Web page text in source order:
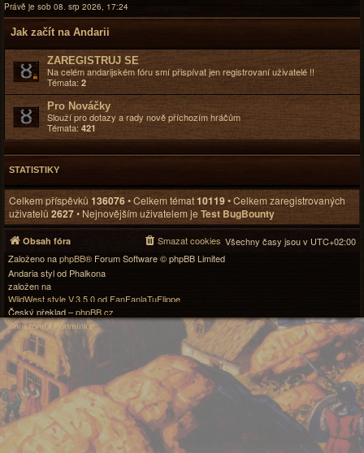
e
a
Právě je sob 08. srp 2026, 17:24
Jak začít na Andarii
ZAREGISTRUJ SE
Na celém andarijském fóru smí přispívat jen registrovaní uživatelé !!
Témata: 2
Pro Nováčky
Slouží pro dotazy a rady nově příchozím hráčům
Témata:421
STATISTIKY
Celkem příspěvků 136076• Celkem témat10119• Celkem zaregistrovaných
uživatelů 2627• Nejnovějším uživatelem jeTest BugBounty
Obsah fóra Všechny časy jsou v UTC+02:00
Smazat cookies
Založeno naphpBB® Forum Software © phpBB Limited
Andaria styl od Phalkona
založen na
WildWest style V.3.5.0 od FanFanlaTuFlippe
Český překlad –phpBB.cz
Soukromí| Podmínky